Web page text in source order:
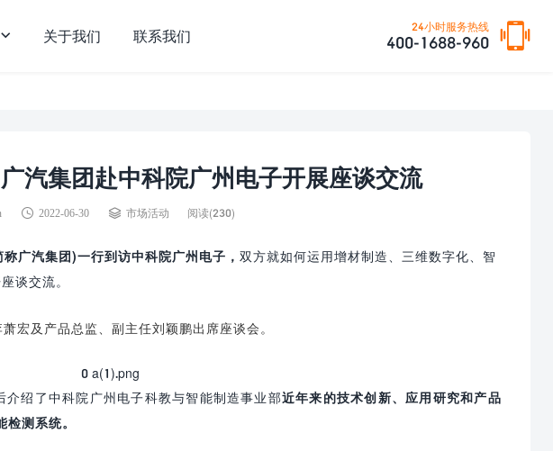
24小时服务热线
400-1688-960
关于我们 联系我们
汽集团赴中科院广州电子开展座谈交流
2022-06-30 市场活动 阅读(230)
广汽集团)一行到访中科院广州电子， 双方就如何运用增材制造、三维数字化、智
谈交流。
宏及产品总监、副主任刘颖鹏出席座谈会。
绍了中科院广州电子科教与智能制造事业部近年来的技术创新、应用研究和产品
测系统。